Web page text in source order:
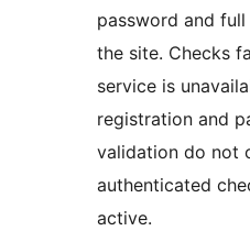
password and
the site. Checks
service is
registration and
validation do not
authenticated
active.